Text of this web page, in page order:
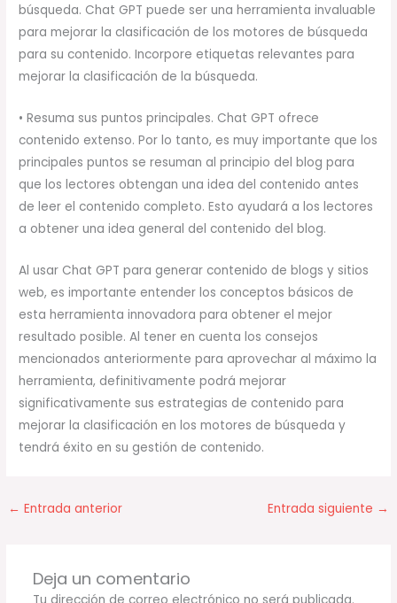
búsqueda. Chat GPT puede ser una herramienta invaluable
para mejorar la clasificación de los motores de búsqueda
para su contenido. Incorpore etiquetas relevantes para
mejorar la clasificación de la búsqueda.
• Resuma sus puntos principales. Chat GPT ofrece
contenido extenso. Por lo tanto, es muy importante que los
principales puntos se resuman al principio del blog para
que los lectores obtengan una idea del contenido antes
de leer el contenido completo. Esto ayudará a los lectores
a obtener una idea general del contenido del blog.
Al usar Chat GPT para generar contenido de blogs y sitios
web, es importante entender los conceptos básicos de
esta herramienta innovadora para obtener el mejor
resultado posible. Al tener en cuenta los consejos
mencionados anteriormente para aprovechar al máximo la
herramienta, definitivamente podrá mejorar
significativamente sus estrategias de contenido para
mejorar la clasificación en los motores de búsqueda y
tendrá éxito en su gestión de contenido.
← Entrada anterior Entrada siguiente →
Deja un comentario